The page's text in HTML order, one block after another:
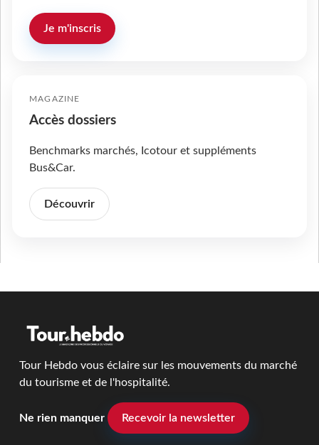
Je m'inscris
MAGAZINE
Accès dossiers
Benchmarks marchés, Icotour et suppléments
Bus&Car.
Découvrir
Tour Hebdo vous éclaire sur les mouvements du marché
du tourisme et de l'hospitalité.
Ne rien manquer Recevoir la newsletter